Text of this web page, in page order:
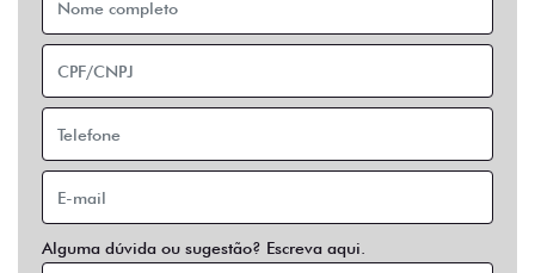
Alguma dúvida ou sugestão? Escreva aqui.